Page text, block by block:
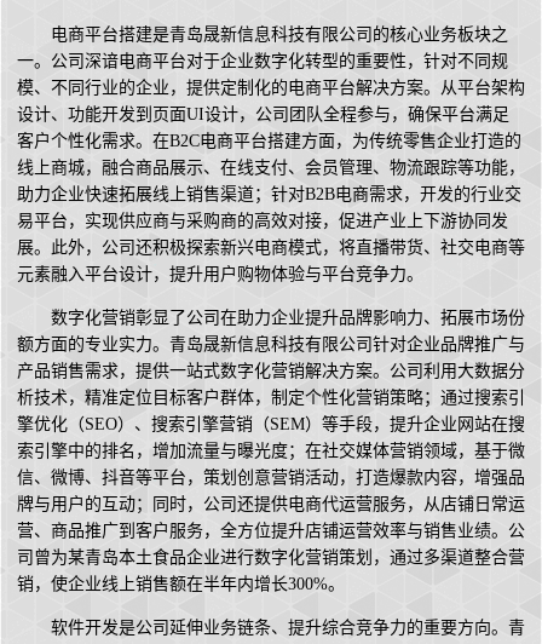
电商平台搭建是青岛晟新信息科技有限公司的核心业务板块之
一。公司深谙电商平台对于企业数字化转型的重要性，针对不同规
模、不同行业的企业，提供定制化的电商平台解决方案。从平台架构
设计、功能开发到页面UI设计，公司团队全程参与，确保平台满足
客户个性化需求。在B2C电商平台搭建方面，为传统零售企业打造的
线上商城，融合商品展示、在线支付、会员管理、物流跟踪等功能，
助力企业快速拓展线上销售渠道；针对B2B电商需求，开发的行业交
易平台，实现供应商与采购商的高效对接，促进产业上下游协同发
展。此外，公司还积极探索新兴电商模式，将直播带货、社交电商等
元素融入平台设计，提升用户购物体验与平台竞争力。
数字化营销彰显了公司在助力企业提升品牌影响力、拓展市场份
额方面的专业实力。青岛晟新信息科技有限公司针对企业品牌推广与
产品销售需求，提供一站式数字化营销解决方案。公司利用大数据分
析技术，精准定位目标客户群体，制定个性化营销策略；通过搜索引
擎优化（SEO）、搜索引擎营销（SEM）等手段，提升企业网站在搜
索引擎中的排名，增加流量与曝光度；在社交媒体营销领域，基于微
信、微博、抖音等平台，策划创意营销活动，打造爆款内容，增强品
牌与用户的互动；同时，公司还提供电商代运营服务，从店铺日常运
营、商品推广到客户服务，全方位提升店铺运营效率与销售业绩。公
司曾为某青岛本土食品企业进行数字化营销策划，通过多渠道整合营
销，使企业线上销售额在半年内增长300%。
软件开发是公司延伸业务链条、提升综合竞争力的重要方向。青